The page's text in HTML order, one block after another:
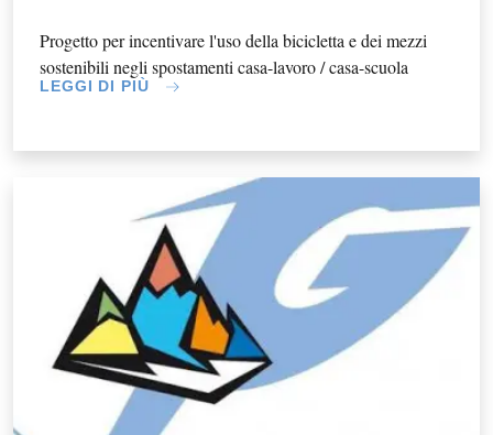
Progetto per incentivare l'uso della bicicletta e dei mezzi
sostenibili negli spostamenti casa-lavoro / casa-scuola
LEGGI DI PIÙ